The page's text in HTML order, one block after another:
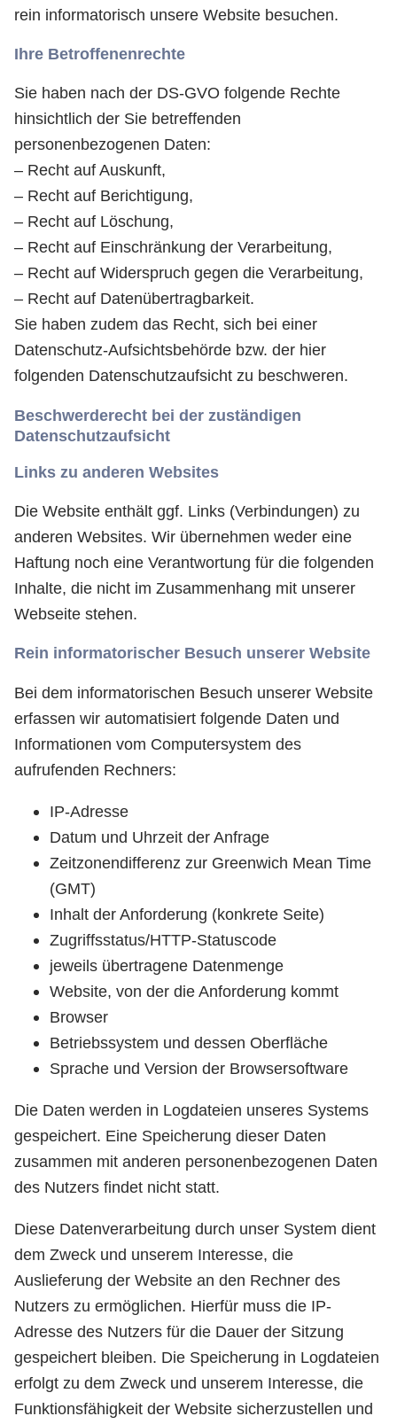
rein informatorisch unsere Website besuchen.
Ihre Betroffenenrechte
Sie haben nach der DS-GVO folgende Rechte
hinsichtlich der Sie betreffenden
personenbezogenen Daten:
– Recht auf Auskunft,
– Recht auf Berichtigung,
– Recht auf Löschung,
– Recht auf Einschränkung der Verarbeitung,
– Recht auf Widerspruch gegen die Verarbeitung,
– Recht auf Datenübertragbarkeit.
Sie haben zudem das Recht, sich bei einer
Datenschutz-Aufsichtsbehörde bzw. der hier
folgenden Datenschutzaufsicht zu beschweren.
Beschwerderecht bei der zuständigen
Datenschutzaufsicht
Links zu anderen Websites
Die Website enthält ggf. Links (Verbindungen) zu
anderen Websites. Wir übernehmen weder eine
Haftung noch eine Verantwortung für die folgenden
Inhalte, die nicht im Zusammenhang mit unserer
Webseite stehen.
Rein informatorischer Besuch unserer Website
Bei dem informatorischen Besuch unserer Website
erfassen wir automatisiert folgende Daten und
Informationen vom Computersystem des
aufrufenden Rechners:
IP-Adresse
Datum und Uhrzeit der Anfrage
Zeitzonendifferenz zur Greenwich Mean Time
(GMT)
Inhalt der Anforderung (konkrete Seite)
Zugriffsstatus/HTTP-Statuscode
jeweils übertragene Datenmenge
Website, von der die Anforderung kommt
Browser
Betriebssystem und dessen Oberfläche
Sprache und Version der Browsersoftware
Die Daten werden in Logdateien unseres Systems
gespeichert. Eine Speicherung dieser Daten
zusammen mit anderen personenbezogenen Daten
des Nutzers findet nicht statt.
Diese Datenverarbeitung durch unser System dient
dem Zweck und unserem Interesse, die
Auslieferung der Website an den Rechner des
Nutzers zu ermöglichen. Hierfür muss die IP-
Adresse des Nutzers für die Dauer der Sitzung
gespeichert bleiben. Die Speicherung in Logdateien
erfolgt zu dem Zweck und unserem Interesse, die
Funktionsfähigkeit der Website sicherzustellen und